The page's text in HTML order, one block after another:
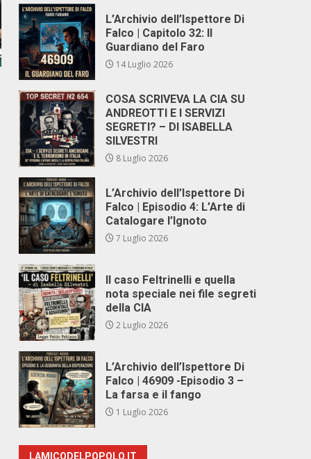
L’Archivio dell’Ispettore Di
Falco | Capitolo 32: Il
Guardiano del Faro
14 Luglio 2026
COSA SCRIVEVA LA CIA SU
ANDREOTTI E I SERVIZI
SEGRETI? – DI ISABELLA
SILVESTRI
8 Luglio 2026
L’Archivio dell’Ispettore Di
Falco | Episodio 4: L’Arte di
Catalogare l’Ignoto
7 Luglio 2026
Il caso Feltrinelli e quella
nota speciale nei file segreti
della CIA
2 Luglio 2026
L’Archivio dell’Ispettore Di
Falco | 46909 -Episodio 3 –
La farsa e il fango
1 Luglio 2026
LAMICODELPOPOLO.IT